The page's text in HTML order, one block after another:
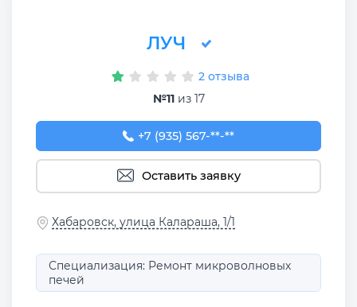
ЛУЧ
2 отзыва
№11из 17
+7 (935) 567-66-75
+7 (935) 567-**-**
Оставить заявку
Хабаровск, улица Калараша, 1/1
Специализация: Ремонт микроволновых
печей